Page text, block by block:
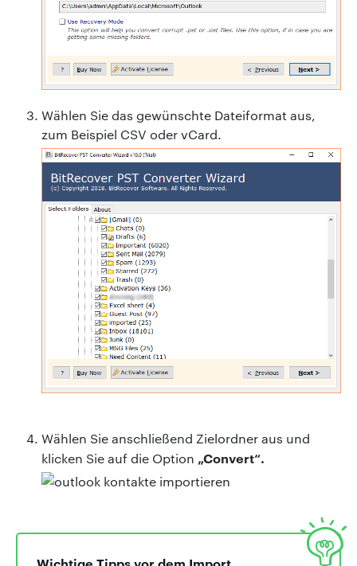
Wählen Sie das gewünschte Dateiformat aus,
zum Beispiel CSV oder vCard.
Wählen Sie anschließend Zielordner aus und
klicken Sie auf die Option „Convert“.